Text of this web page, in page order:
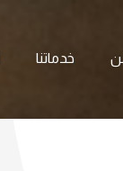
خدماتنا